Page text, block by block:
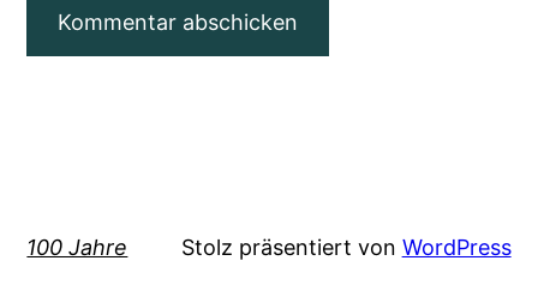
100 Jahre Stolz präsentiert von WordPress